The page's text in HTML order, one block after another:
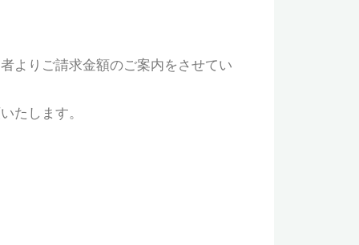
よりご請求金額のご案内をさせてい
たします。